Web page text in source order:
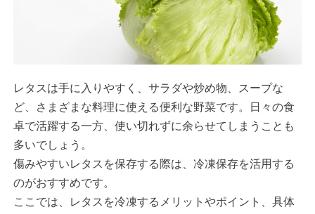
レタスは手に入りやすく、サラダや炒め物、スープな
ど、さまざまな料理に使える便利な野菜です。日々の食
卓で活躍する一方、使い切れずに余らせてしまうことも
多いでしょう。
傷みやすいレタスを保存する際は、冷凍保存を活用する
のがおすすめです。
ここでは、レタスを冷凍するメリットやポイント、具体